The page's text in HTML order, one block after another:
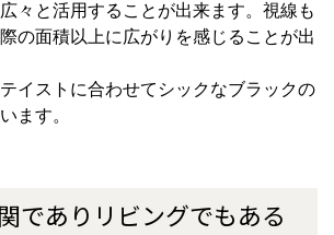
々と活用することが出来ます。視線も
の面積以上に広がりを感じることが出
イストに合わせてシックなブラックの
ます。
ありリビングでもある